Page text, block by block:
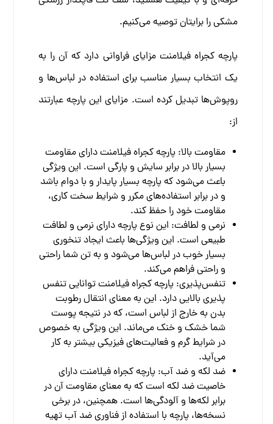
مشکی را برایتان توصیه می‌کنیم.
پارچه کجراه فیلامنت مزایای فراوانی دارد که آن را به
یک انتخاب بسیار مناسب برای استفاده در لباس‌ها و
روپوش‌ها تبدیل کرده است. مزایای این پارچه عبارتند
از:
مقاومت بالا: پارچه کجراه فیلامنت دارای مقاومت
بسیار بالا در برابر سایش و پارگی است. این ویژگی
باعث می‌شود که پارچه بسیار پایدار و با دوام باشد
و در برابر استفاده‌های مکرر و شرایط سخت کاری،
مقاومت خود را حفظ کند.
نرمی و لطافت: این نوع پارچه دارای نرمی و لطافت
طبیعی است. این ویژگی‌ها باعث ایجاد تنخوری
بسیار خوب در لباس‌ها می‌شود و به تن شما راحتی
و راحتی فراهم می‌کند.
تنفس‌پذیری: پارچه کجراه فیلامنت توانایی تنفس
پذیری بالایی دارد. این به معنای انتقال رطوبت
بدن به خارج از لباس است، که در نتیجه پوست
شما خشک و خنک می‌ماند. این ویژگی به خصوص
در شرایط گرم و فعالیت‌های فیزیکی بیشتر به کار
می‌آید.
ضد لکه و ضد آب: پارچه کجراه فیلامنت دارای
خاصیت ضد لکه است که به معنای مقاومت آن در
برابر لکه‌ها و آلودگی‌ها است. همچنین، در برخی
نسخه‌ها، پارچه با استفاده از فناوری ضد آب تهیه